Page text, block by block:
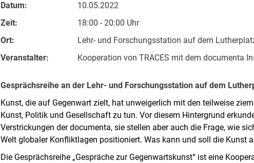
Datum:
10.05.2022
Zeit:
18:00 - 20:00 Uhr
Ort:
Lehr- und Forschungsstation auf dem
Veranstalter:
Kooperation von TRACES mit dem documenta
Gesprächsreihe an der Lehr- und Forschungsstation auf dem
Kunst, die auf Gegenwart zielt, hat unweigerlich mit den teilweise
Kunst, Politik und Gesellschaft zu tun. Vor diesem Hintergrund
Verstrickungen der documenta, sie stellen aber auch die Frage, wie
Welt globaler Konfliktlagen positioniert. Was kann und soll die Kunst
Die Gesprächsreihe „Gespräche zur Gegenwartskunst“ ist eine